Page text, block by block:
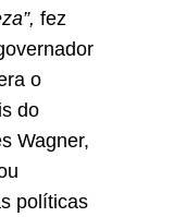
fez
o
do
Wagner,
políticas